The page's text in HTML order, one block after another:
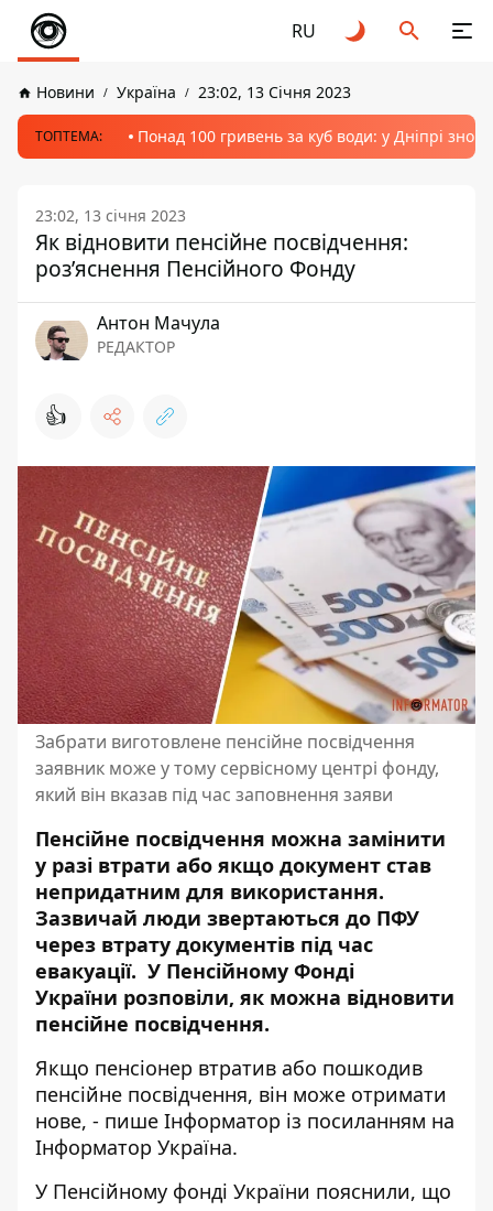
RU
Новини Україна 23:02, 13 Січня 2023
ТОПТЕМА: Понад 100 гривень за куб води: у Дніпрі
23:02, 13 січня 2023
Як відновити пенсійне посвідчення:
роз’яснення Пенсійного Фонду
Антон Мачула
РЕДАКТОР
👍
Забрати виготовлене пенсійне посвідчення
заявник може у тому сервісному центрі фонду,
який він вказав під час заповнення заяви
Пенсійне посвідчення можна замінити
у разі втрати або якщо документ став
непридатним для використання.
Зазвичай люди звертаються до ПФУ
через втрату документів під час
евакуації. У Пенсійному Фонді
України розповіли, як можна відновити
пенсійне посвідчення.
Якщо пенсіонер втратив або пошкодив
пенсійне посвідчення, він може отримати
нове, - пише Інформатор із посиланням на
Інформатор Україна.
У Пенсійному фонді України пояснили, що